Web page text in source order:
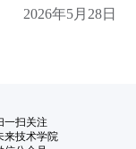
2026年5月28日
一扫关注
来技术学院